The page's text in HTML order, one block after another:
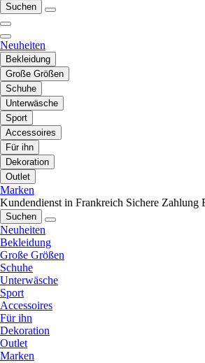
Suchen
Neuheiten
Bekleidung
Große Größen
Schuhe
Unterwäsche
Sport
Accessoires
Für ihn
Dekoration
Outlet
Marken
Kundendienst in Frankreich Sichere Zahlung
Suchen
Neuheiten
Bekleidung
Große Größen
Schuhe
Unterwäsche
Sport
Accessoires
Für ihn
Dekoration
Outlet
Marken